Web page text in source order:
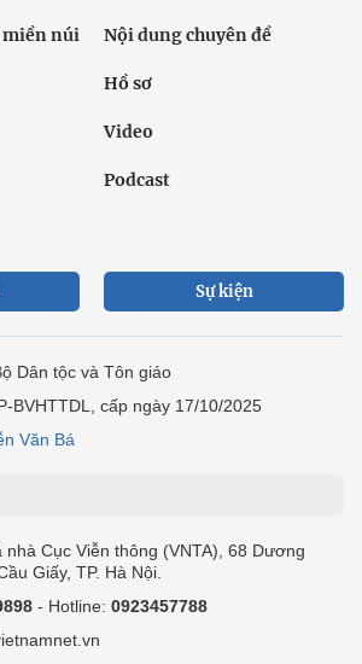
miền núi Nội dung chuyên đề
Hồ sơ
Video
Podcast
Sự kiện
Dân tộc và Tôn giáo
BVHTTDL, cấp ngày 17/10/2025
Văn Bá
Cục Viễn thông (VNTA), 68 Dương
Giấy, TP. Hà Nội.
- Hotline: 0923457788